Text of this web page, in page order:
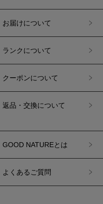
お届けについて
ランクについて
クーポンについて
返品・交換について
GOOD NATUREとは
よくあるご質問